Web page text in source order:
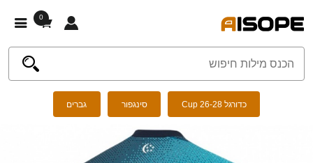
0
כדורגל Cup 26-28 סינגפור גברים